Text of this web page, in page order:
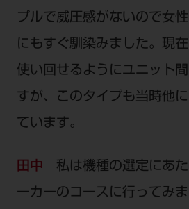
プルで威圧感がないので女
にもすぐ馴染みました。現
使い回せるようにユニット
すが、このタイプも当時他
ています。
田中 私は機種の選定にあ
ーカーのコースに行ってみ